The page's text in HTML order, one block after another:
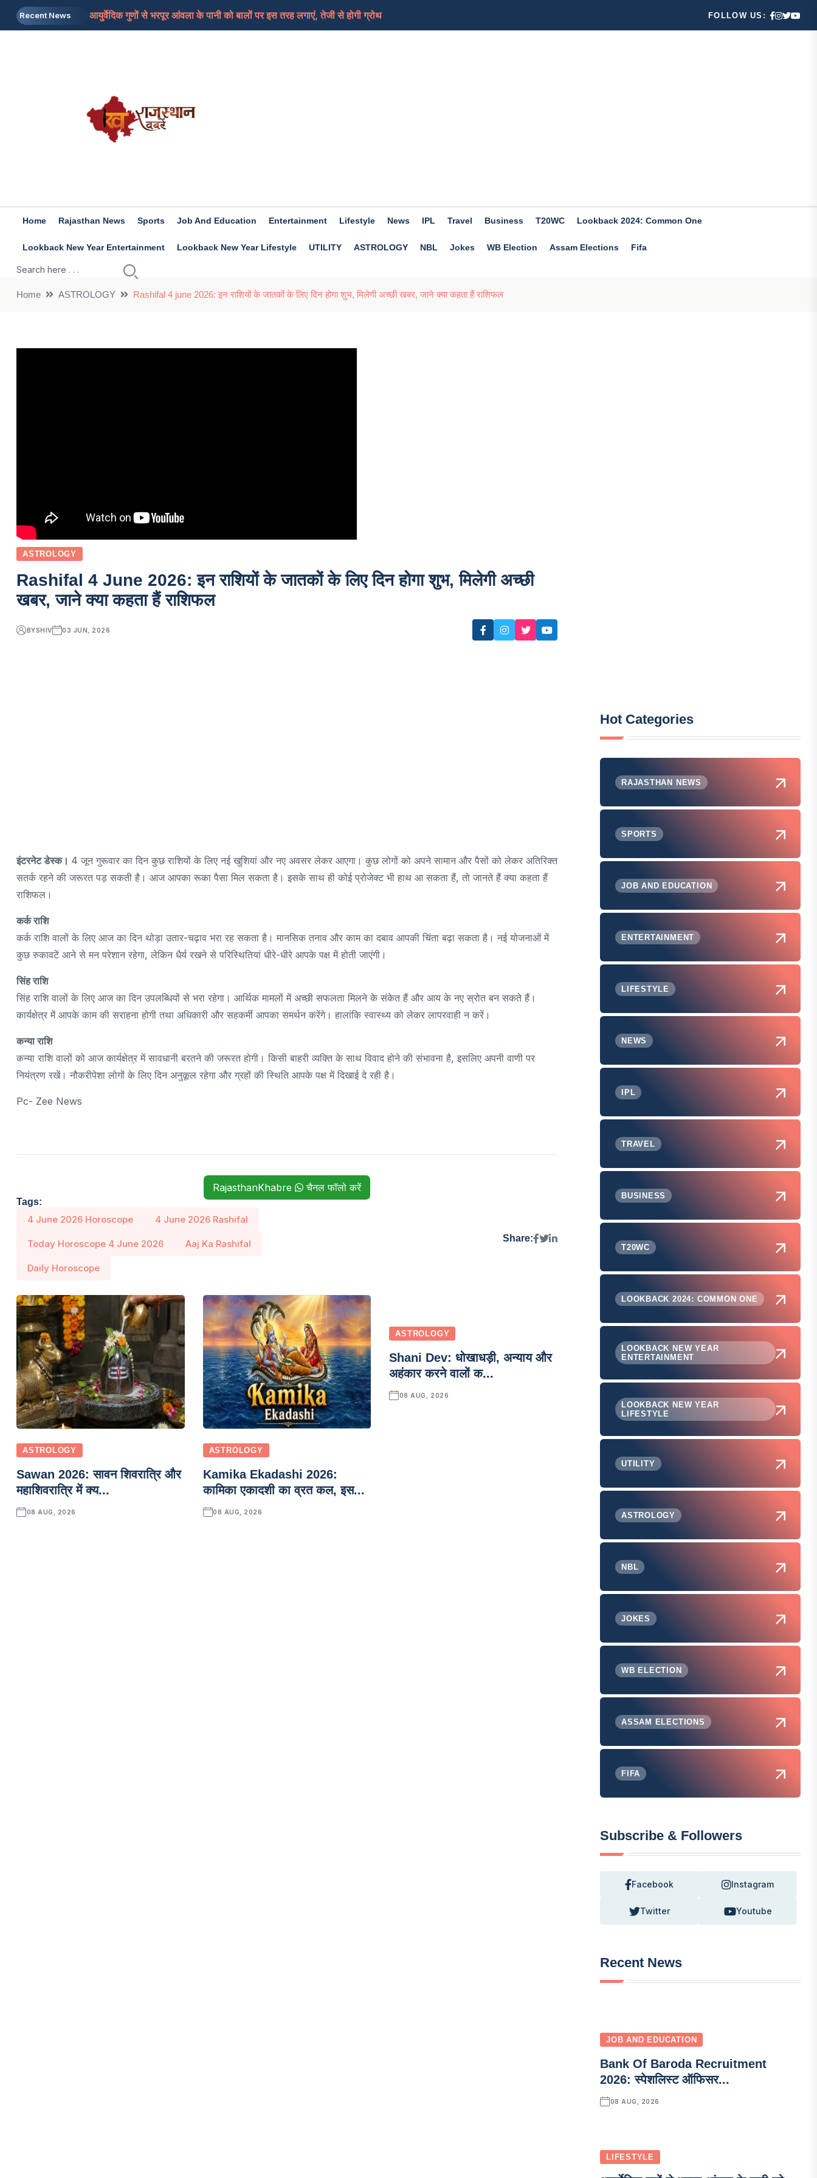
Recent News
आयुर्वेदिक गुणों से भरपूर आंवला के पानी को बालों पर इस तरह लगाएं, तेजी से होगी ग्रोथ
Bank Of Baroda Recruitment 2026: स्पेशलिस्ट ऑफिसर के 206 पदों के लिए 26 अगस्त तक करें अप्लाई, जानें...
FOLLOW US:
Home Rajasthan News Sports Job And Education Entertainment Lifestyle News IPL Travel Business T20WC Lookback 2024: Common One
Lookback New Year Entertainment Lookback New Year Lifestyle UTILITY ASTROLOGY NBL Jokes WB Election Assam Elections Fifa
Home ASTROLOGY Rashifal 4 june 2026: इन राशियों के जातकों के लिए दिन होगा शुभ, मिलेगी अच्छी खबर, जाने क्या कहता हैं राशिफल
ASTROLOGY
Rashifal 4 June 2026: इन राशियों के जातकों के लिए दिन होगा शुभ, मिलेगी अच्छी
खबर, जाने क्या कहता हैं राशिफल
BYSHIV 03 JUN, 2026
इंटरनेट डेस्क। 4 जून गुरूवार का दिन कुछ राशियों के लिए नई खुशियां और नए अवसर लेकर आएगा। कुछ लोगों को अपने सामान और पैसों को लेकर अतिरिक्त
सतर्क रहने की जरूरत पड़ सकती है। आज आपका रूका पैसा मिल सकता है। इसके साथ ही कोई प्रोजेक्ट भी हाथ आ सकता हैं, तो जानते हैं क्या कहता हैं
राशिफल।
कर्क राशि
कर्क राशि वालों के लिए आज का दिन थोड़ा उतार-चढ़ाव भरा रह सकता है। मानसिक तनाव और काम का दबाव आपकी चिंता बढ़ा सकता है। नई योजनाओं में
कुछ रुकावटें आने से मन परेशान रहेगा, लेकिन धैर्य रखने से परिस्थितियां धीरे-धीरे आपके पक्ष में होती जाएंगी।
सिंह राशि
सिंह राशि वालों के लिए आज का दिन उपलब्धियों से भरा रहेगा। आर्थिक मामलों में अच्छी सफलता मिलने के संकेत हैं और आय के नए स्रोत बन सकते हैं।
कार्यक्षेत्र में आपके काम की सराहना होगी तथा अधिकारी और सहकर्मी आपका समर्थन करेंगे। हालांकि स्वास्थ्य को लेकर लापरवाही न करें।
कन्या राशि
कन्या राशि वालों को आज कार्यक्षेत्र में सावधानी बरतने की जरूरत होगी। किसी बाहरी व्यक्ति के साथ विवाद होने की संभावना है, इसलिए अपनी वाणी पर
नियंत्रण रखें। नौकरीपेशा लोगों के लिए दिन अनुकूल रहेगा और ग्रहों की स्थिति आपके पक्ष में दिखाई दे रही है।
Pc- Zee News
RajasthanKhabre चैनल फॉलो करें
Tags:
4 June 2026 Horoscope 4 June 2026 Rashifal
Today Horoscope 4 June 2026 Aaj Ka Rashifal
Daily Horoscope
Share:
ASTROLOGY
Sawan 2026: सावन शिवरात्रि और
महाशिवरात्रि में क्य...
08 AUG, 2026
ASTROLOGY
Kamika Ekadashi 2026:
कामिका एकादशी का व्रत कल, इस...
08 AUG, 2026
ASTROLOGY
Shani Dev: धोखाधड़ी, अन्याय और
अहंकार करने वालों क...
08 AUG, 2026
Hot Categories
RAJASTHAN NEWS
SPORTS
JOB AND EDUCATION
ENTERTAINMENT
LIFESTYLE
NEWS
IPL
TRAVEL
BUSINESS
T20WC
LOOKBACK 2024: COMMON ONE
LOOKBACK NEW YEAR
ENTERTAINMENT
LOOKBACK NEW YEAR
LIFESTYLE
UTILITY
ASTROLOGY
NBL
JOKES
WB ELECTION
ASSAM ELECTIONS
FIFA
Subscribe & Followers
Facebook Instagram
Twitter Youtube
Recent News
JOB AND EDUCATION
Bank Of Baroda Recruitment
2026: स्पेशलिस्ट ऑफिसर...
08 AUG, 2026
LIFESTYLE